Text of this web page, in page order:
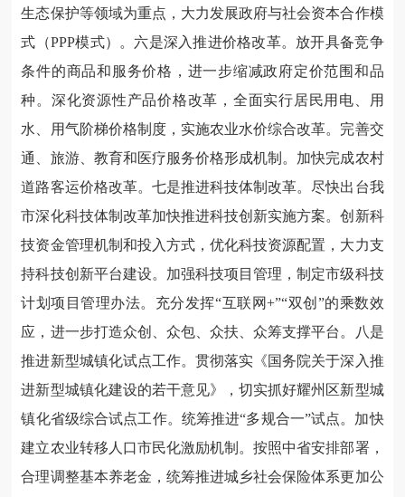
生态保护等领域为重点，大力发展政府与社会资本合作模
式（PPP模式）。六是深入推进价格改革。放开具备竞争
条件的商品和服务价格，进一步缩减政府定价范围和品
种。深化资源性产品价格改革，全面实行居民用电、用
水、用气阶梯价格制度，实施农业水价综合改革。完善交
通、旅游、教育和医疗服务价格形成机制。加快完成农村
道路客运价格改革。七是推进科技体制改革。尽快出台我
市深化科技体制改革加快推进科技创新实施方案。创新科
技资金管理机制和投入方式，优化科技资源配置，大力支
持科技创新平台建设。加强科技项目管理，制定市级科技
计划项目管理办法。充分发挥“互联网+”“双创”的乘数效
应，进一步打造众创、众包、众扶、众筹支撑平台。八是
推进新型城镇化试点工作。贯彻落实《国务院关于深入推
进新型城镇化建设的若干意见》，切实抓好耀州区新型城
镇化省级综合试点工作。统筹推进“多规合一”试点。加快
建立农业转移人口市民化激励机制。按照中省安排部署，
合理调整基本养老金，统筹推进城乡社会保险体系更加公